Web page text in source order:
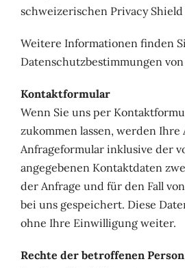
schweizerischen Privacy
Weitere Informationen finden
Datenschutzbestimmungen von
Kontaktformular
Wenn Sie uns per
zukommen lassen, werden Ihre
Anfrageformular inklusive der
angegebenen Kontaktdaten
der Anfrage und für den Fall
bei uns gespeichert. Diese
ohne Ihre Einwilligung weiter.
Rechte der betroffenen Person